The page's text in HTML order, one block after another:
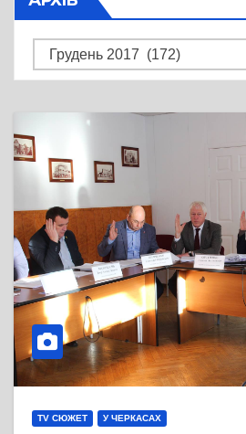
Архів
TV СЮЖЕТ У ЧЕРКАСАХ